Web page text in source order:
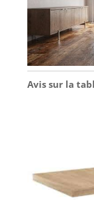
Avis sur la